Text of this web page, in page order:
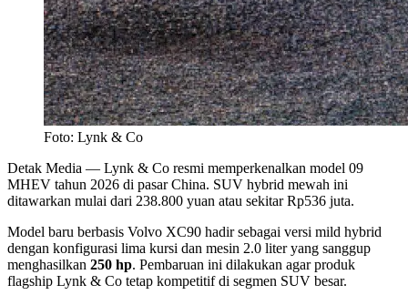
Foto: Lynk & Co
Detak Media — Lynk & Co resmi memperkenalkan model 09
MHEV tahun 2026 di pasar China. SUV hybrid mewah ini
ditawarkan mulai dari 238.800 yuan atau sekitar Rp536 juta.
Model baru berbasis Volvo XC90 hadir sebagai versi mild hybrid
dengan konfigurasi lima kursi dan mesin 2.0 liter yang sanggup
menghasilkan 250 hp. Pembaruan ini dilakukan agar produk
flagship Lynk & Co tetap kompetitif di segmen SUV besar.